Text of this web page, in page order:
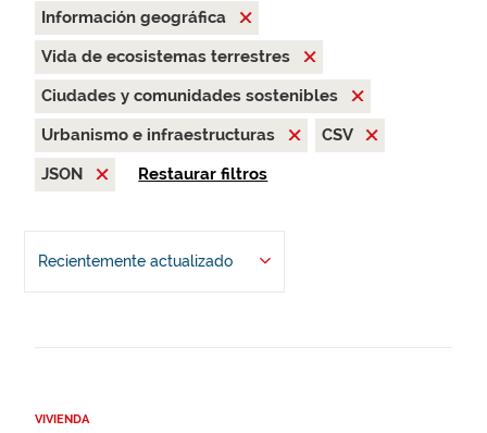
Información geográfica
Vida de ecosistemas terrestres
Ciudades y comunidades sostenibles
Urbanismo e infraestructuras
CSV
JSON
Restaurar filtros
Recientemente actualizado
VIVIENDA